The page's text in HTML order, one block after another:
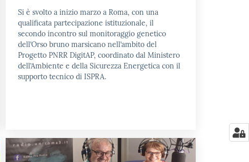
Si è svolto a inizio marzo a Roma, con una
qualificata partecipazione istituzionale, il
secondo incontro sul monitoraggio genetico
dell’Orso bruno marsicano nell’ambito del
Progetto PNRR DigitAP, coordinato dal Ministero
dell’Ambiente e della Sicurezza Energetica con il
supporto tecnico di ISPRA.